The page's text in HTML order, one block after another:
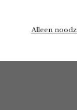
Alleen